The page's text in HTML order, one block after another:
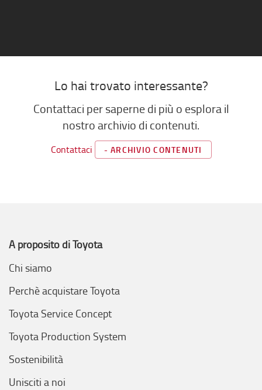
Lo hai trovato interessante?
Contattaci per saperne di più o esplora il
nostro archivio di contenuti.
Contattaci - ARCHIVIO CONTENUTI
A proposito di Toyota
Chi siamo
Perchè acquistare Toyota
Toyota Service Concept
Toyota Production System
Sostenibilità
Unisciti a noi